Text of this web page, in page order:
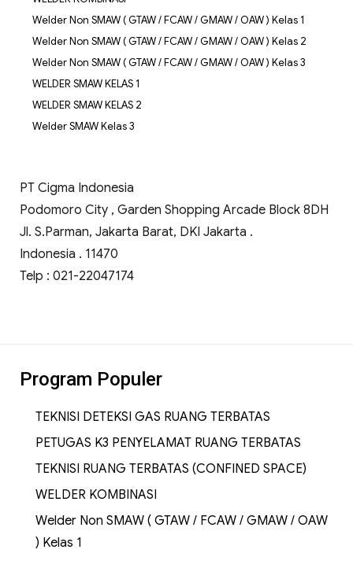
Welder Non SMAW ( GTAW / FCAW / GMAW / OAW ) Kelas 1
Welder Non SMAW ( GTAW / FCAW / GMAW / OAW ) Kelas 2
Welder Non SMAW ( GTAW / FCAW / GMAW / OAW ) Kelas 3
WELDER SMAW KELAS 1
WELDER SMAW KELAS 2
Welder SMAW Kelas 3
PT Cigma Indonesia
Podomoro City , Garden Shopping Arcade Block 8DH
Jl. S.Parman, Jakarta Barat, DKI Jakarta .
Indonesia . 11470
Telp : 021-22047174
Program Populer
TEKNISI DETEKSI GAS RUANG TERBATAS
PETUGAS K3 PENYELAMAT RUANG TERBATAS
TEKNISI RUANG TERBATAS (CONFINED SPACE)
WELDER KOMBINASI
Welder Non SMAW ( GTAW / FCAW / GMAW / OAW
) Kelas 1